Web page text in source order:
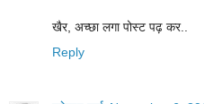
खैर, अच्छा लगा पोस्ट पढ़ कर..
Reply